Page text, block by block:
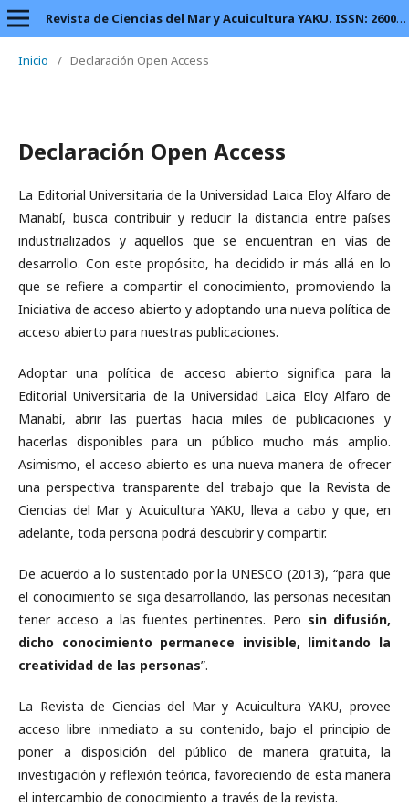
Revista de Ciencias del Mar y Acuicultura YAKU. ISSN: 2600-5824.
Inicio / Declaración Open Access
Declaración Open Access
La Editorial Universitaria de la Universidad Laica Eloy Alfaro de
Manabí, busca contribuir y reducir la distancia entre países
industrializados y aquellos que se encuentran en vías de
desarrollo. Con este propósito, ha decidido ir más allá en lo
que se refiere a compartir el conocimiento, promoviendo la
Iniciativa de acceso abierto y adoptando una nueva política de
acceso abierto para nuestras publicaciones.
Adoptar una política de acceso abierto significa para la
Editorial Universitaria de la Universidad Laica Eloy Alfaro de
Manabí, abrir las puertas hacia miles de publicaciones y
hacerlas disponibles para un público mucho más amplio.
Asimismo, el acceso abierto es una nueva manera de ofrecer
una perspectiva transparente del trabajo que la Revista de
Ciencias del Mar y Acuicultura YAKU, lleva a cabo y que, en
adelante, toda persona podrá descubrir y compartir.
De acuerdo a lo sustentado por la UNESCO (2013), “para que
el conocimiento se siga desarrollando, las personas necesitan
tener acceso a las fuentes pertinentes. Pero sin difusión,
dicho conocimiento permanece invisible, limitando la
creatividad de las personas”.
La Revista de Ciencias del Mar y Acuicultura YAKU, provee
acceso libre inmediato a su contenido, bajo el principio de
poner a disposición del público de manera gratuita, la
investigación y reflexión teórica, favoreciendo de esta manera
el intercambio de conocimiento a través de la revista.